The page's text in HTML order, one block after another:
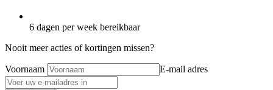
6 dagen per week bereikbaar
Nooit meer acties of kortingen missen?
Voornaam E-mail adres